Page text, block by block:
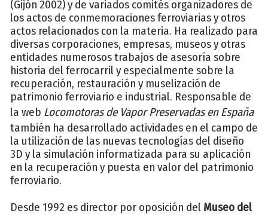
(Gijón 2002) y de variados comités organizadores de
los actos de conmemoraciones ferroviarias y otros
actos relacionados con la materia. Ha realizado para
diversas corporaciones, empresas, museos y otras
entidades numerosos trabajos de asesoría sobre
historia del ferrocarril y especialmente sobre la
recuperación, restauración y muselización de
patrimonio ferroviario e industrial. Responsable de
la web Locomotoras de Vapor Preservadas en España
también ha desarrollado actividades en el campo de
la utilización de las nuevas tecnologías del diseño
3D y la simulación informatizada para su aplicación
en la recuperación y puesta en valor del patrimonio
ferroviario.
Desde 1992 es director por oposición del Museo del